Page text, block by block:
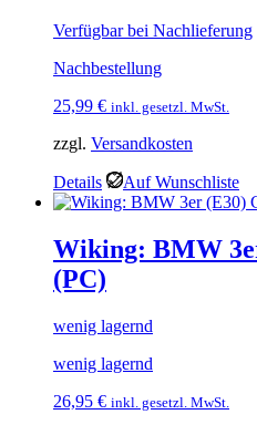
Verfügbar bei Nachlieferung
Nachbestellung
25,99 € inkl. gesetzl. MwSt.
zzgl. Versandkosten
Details Auf Wunschliste
Wiking: BMW
(PC)
wenig lagernd
wenig lagernd
26,95 € inkl. gesetzl. MwSt.